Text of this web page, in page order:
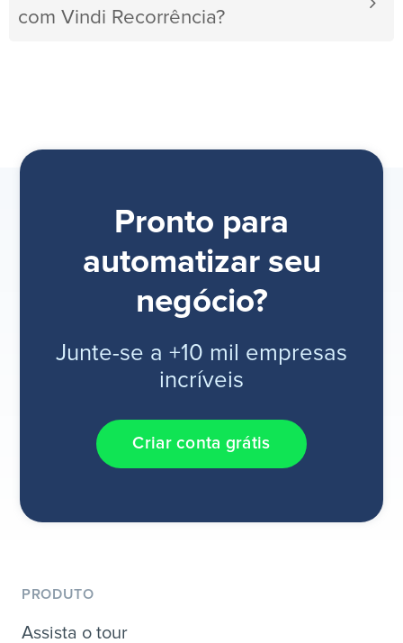
com Vindi Recorrência?
Pronto para
automatizar seu
negócio?
Junte-se a +10 mil empresas
incríveis
Criar conta grátis
PRODUTO
Assista o tour